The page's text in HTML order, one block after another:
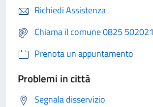
Richiedi Assistenza
Chiama il comune 0825 502021
Prenota un appuntamento
Problemi in città
Segnala disservizio